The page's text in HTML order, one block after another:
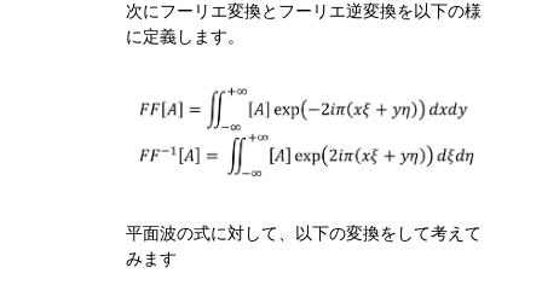
次にフーリエ変換とフーリエ逆変換を以下の様
に定義します。
平面波の式に対して、
以下の変換をして考えて
みます